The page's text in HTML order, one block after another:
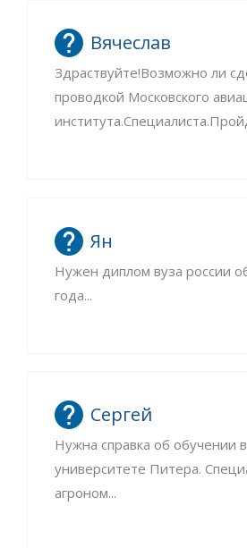
Вячеслав
Здраствуйте!Возможно ли
проводкой Московского
Ян
Нужен диплом вуза россии
года...
Сергей
Нужна справка об обучении
университете Питера.
агроном...